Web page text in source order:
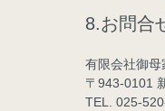
8.お問合
有限会社御母
〒943-0101
TEL. 025-